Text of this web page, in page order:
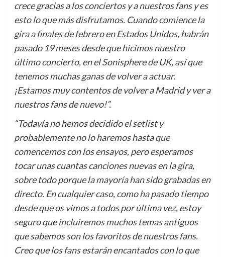
crece gracias a los conciertos y a nuestros fans y es
esto lo que más disfrutamos. Cuando comience la
gira a finales de febrero en Estados Unidos, habrán
pasado 19 meses desde que hicimos nuestro
último concierto, en el Sonisphere de UK, así que
tenemos muchas ganas de volver a actuar.
¡Estamos muy contentos de volver a Madrid y ver a
nuestros fans de nuevo!”.
“Todavía no hemos decidido el setlist y
probablemente no lo haremos hasta que
comencemos con los ensayos, pero esperamos
tocar unas cuantas canciones nuevas en la gira,
sobre todo porque la mayoría han sido grabadas en
directo. En cualquier caso, como ha pasado tiempo
desde que os vimos a todos por última vez, estoy
seguro que incluiremos muchos temas antiguos
que sabemos son los favoritos de nuestros fans.
Creo que los fans estarán encantados con lo que